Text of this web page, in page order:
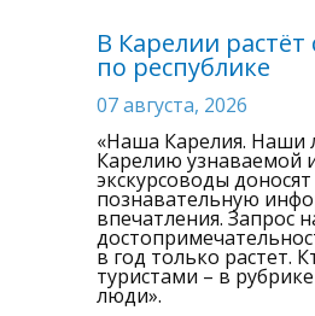
В Карелии растёт
по республике
07 августа, 2026
«Наша Карелия. Наши
Карелию узнаваемой
экскурсоводы
познавательную
впечатления. Запрос
в год только растет.
туристами – в
люди».